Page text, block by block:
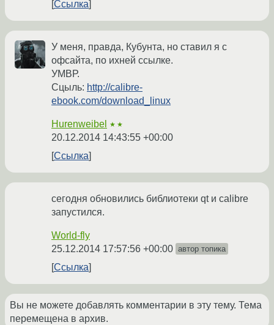
Ссылка
У меня, правда, Кубунта, но ставил я с
офсайта, по ихней ссылке.
УМВР.
Сцыль: http://calibre-
ebook.com/download_linux
Hurenweibel ★★
20.12.2014 14:43:55 +00:00
Ссылка
сегодня обновились библиотеки qt и calibre
запустился.
World-fly
25.12.2014 17:57:56 +00:00 автор топика
Ссылка
Вы не можете добавлять комментарии в эту тему. Тема
перемещена в архив.